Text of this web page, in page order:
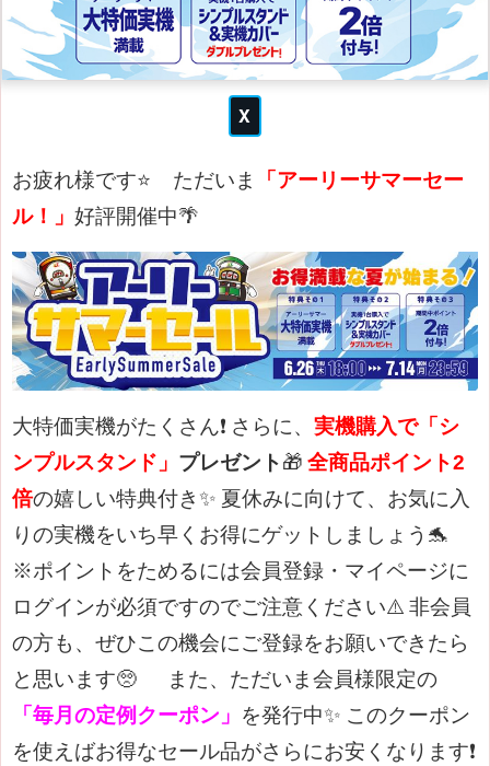
お疲れ様です⭐ ただいま
「アーリーサマーセー
ル！」 好評開催中🌴
大特価実機がたくさん❗ さらに、 実機購入で「シ
ンプルスタンド」 プレゼント🎁 全商品ポイント2
倍の嬉しい特典付き✨ 夏休みに向けて、お気に入
りの実機をいち早くお得にゲットしましょう🐬
※ポイントをためるには会員登録・マイページに
ログインが必須ですのでご注意ください⚠️ 非会員
の方も、ぜひこの機会にご登録をお願いできたら
と思います🥺
また、ただいま会員様限定の
「毎月の定例クーポン」 を発行中✨ このクーポン
を使えばお得なセール品がさらにお安くなります❗